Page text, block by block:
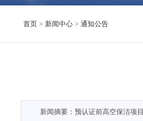
首页 > 新闻中心 > 通知公告
新闻摘要：预认证前高空保洁项目